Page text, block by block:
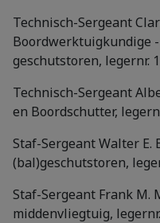
Technisch-Sergeant
Boordwerktuigkundige
geschutstoren, legernr.
Technisch-Sergeant
en Boordschutter,
Staf-Sergeant Walter
(bal)geschutstoren,
Staf-Sergeant Frank
middenvliegtuig,